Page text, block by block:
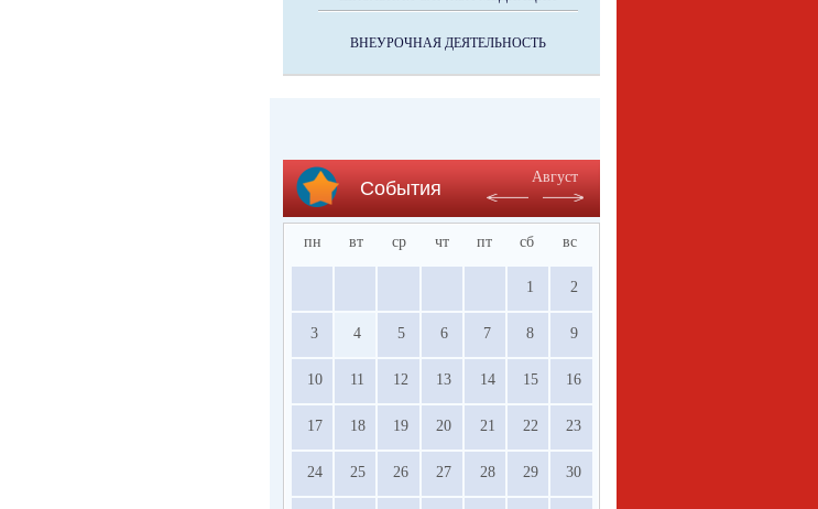
ВНЕУРОЧНАЯ ДЕЯТЕЛЬНОСТЬ
События
Август
пн вт ср чт пт сб вс
1 2
3 4 5 6 7 8 9
10 11 12 13 14 15 16
17 18 19 20 21 22 23
24 25 26 27 28 29 30